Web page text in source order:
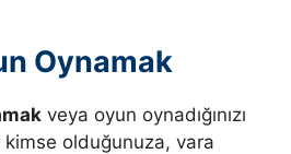
Oynamak
veya oyun oynadığınızı
olduğunuza, vara